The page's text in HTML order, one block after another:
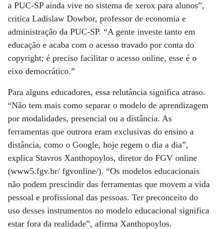
a PUC-SP ainda vive no sistema de xerox para alunos”,
critica Ladislaw Dowbor, professor de economia e
administração da PUC-SP. “A gente investe tanto em
educação e acaba com o acesso travado por conta do
copyright; é preciso facilitar o acesso online, esse é o
eixo democrático.”
Para alguns educadores, essa relutância significa atraso.
“Não tem mais como separar o modelo de aprendizagem
por modalidades, presencial ou a distância. As
ferramentas que outrora eram exclusivas do ensino a
distância, como o Google, hoje regem o dia a dia”,
explica Stavros Xanthopoylos, diretor do FGV online
(www5.fgv.br/ fgvonline/). “Os modelos educacionais
não podem prescindir das ferramentas que movem a vida
pessoal e profissional das pessoas. Ter preconceito do
uso desses instrumentos no modelo educacional significa
estar fora da realidade”, afirma Xanthopoylos.